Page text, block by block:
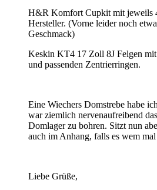
H&R Komfort Cupkit mit jeweils
Hersteller. (Vorne leider noch
Geschmack)
Keskin KT4 17 Zoll 8J Felgen
und passenden Zentrierringen.
Eine Wiechers Domstrebe habe
war ziemlich nervenaufreibend
Domlager zu bohren. Sitzt nun
auch im Anhang, falls es wem
Liebe Grüße,